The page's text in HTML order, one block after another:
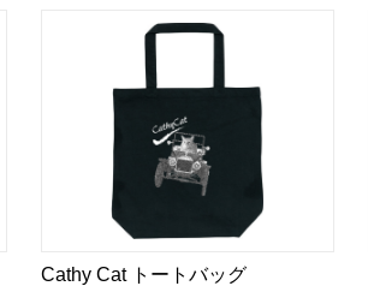
Cathy Cat トートバッグ